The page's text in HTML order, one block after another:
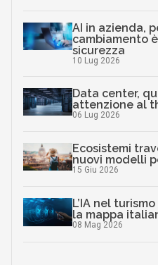
AI in azienda,
cambiamento
sicurezza
10 Lug 2026
Data center,
attenzione al
06 Lug 2026
Ecosistemi
nuovi modelli
15 Giu 2026
L’IA nel
la mappa
08 Mag 2026